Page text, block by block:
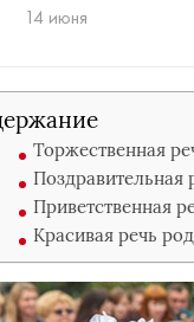
14 июня
Торжественная
Поздравительная
Приветственная
Красивая речь